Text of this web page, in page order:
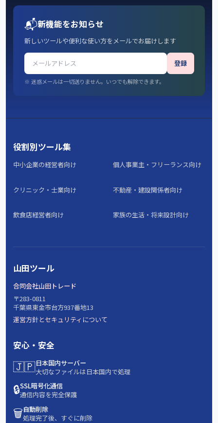
📬新機能をお知らせ
新しいツールや便利な使い方をメールでお届けします
登録
※ 迷惑メールは一切送りません。いつでも解除できます。
役割別ツール集
中小企業の経営者向け 個人事業主・フリーランス向け
クリニック・士業向け 不動産・建設関係者向け
飲食店経営者向け 家族の生活・将来設計向け
山田ツール
合同会社山田トレード
〒283-0811
千葉県東金市台方937番地13
運営方針とセキュリティについて
安心・安全
🇯🇵日本国内サーバー
大切なファイルは日本国内で処理
🔒SSL暗号化通信
通信内容を完全保護
🗑️自動削除
処理完了後、すぐに削除